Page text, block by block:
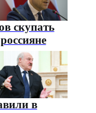
скупать
в